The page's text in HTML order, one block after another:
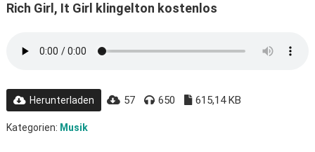
Rich Girl, It Girl klingelton kostenlos
Herunterladen 57 650 615,14 KB
Kategorien: Musik